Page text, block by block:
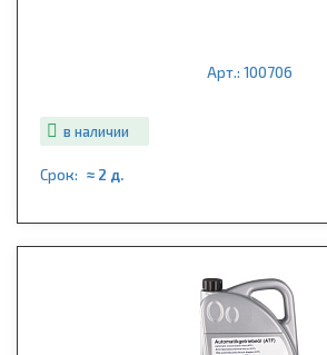
Арт.: 100706
в наличии
Срок: ≈ 2 д.